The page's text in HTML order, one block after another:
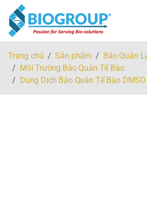
Trang chủ Sản phẩm
Bảo Quản
Môi Trường Bảo Quản Tế Bào
Dung Dịch Bảo Quản Tế Bào